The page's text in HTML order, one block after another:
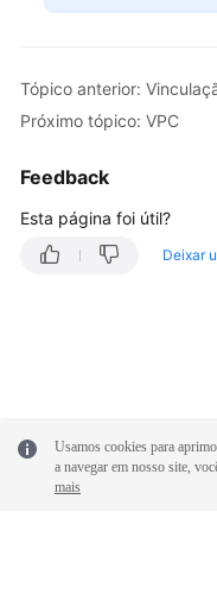
Rede
geral
Tópico anterior:
Próximo tópico: VPC
Feedback
Esta página foi útil?
Deixar
Usamos cookies para
a navegar em nosso site,
mais